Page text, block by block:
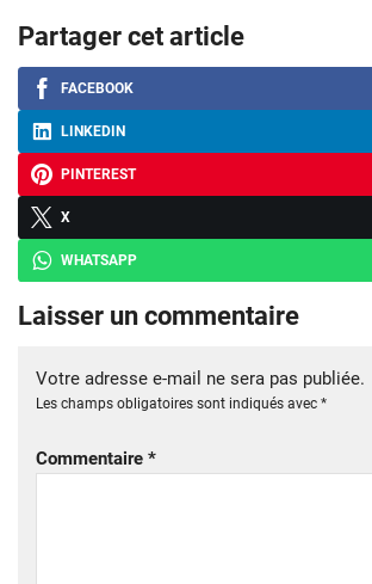
Partager cet article
FACEBOOK
LINKEDIN
PINTEREST
X
WHATSAPP
Laisser un commentaire
Votre adresse e-mail ne sera pas publiée.
Les champs obligatoires sont indiqués avec *
Commentaire *